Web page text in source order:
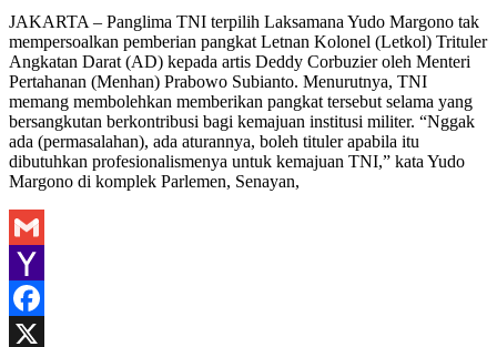
Share
JAKARTA – Panglima TNI terpilih Laksamana Yudo Margono tak
mempersoalkan pemberian pangkat Letnan Kolonel (Letkol) Trituler
Angkatan Darat (AD) kepada artis Deddy Corbuzier oleh Menteri
Pertahanan (Menhan) Prabowo Subianto. Menurutnya, TNI
memang membolehkan memberikan pangkat tersebut selama yang
bersangkutan berkontribusi bagi kemajuan institusi militer. “Nggak
ada (permasalahan), ada aturannya, boleh tituler apabila itu
dibutuhkan profesionalismenya untuk kemajuan TNI,” kata Yudo
Margono di komplek Parlemen, Senayan,
Gmail
Yahoo
Mail
Facebook